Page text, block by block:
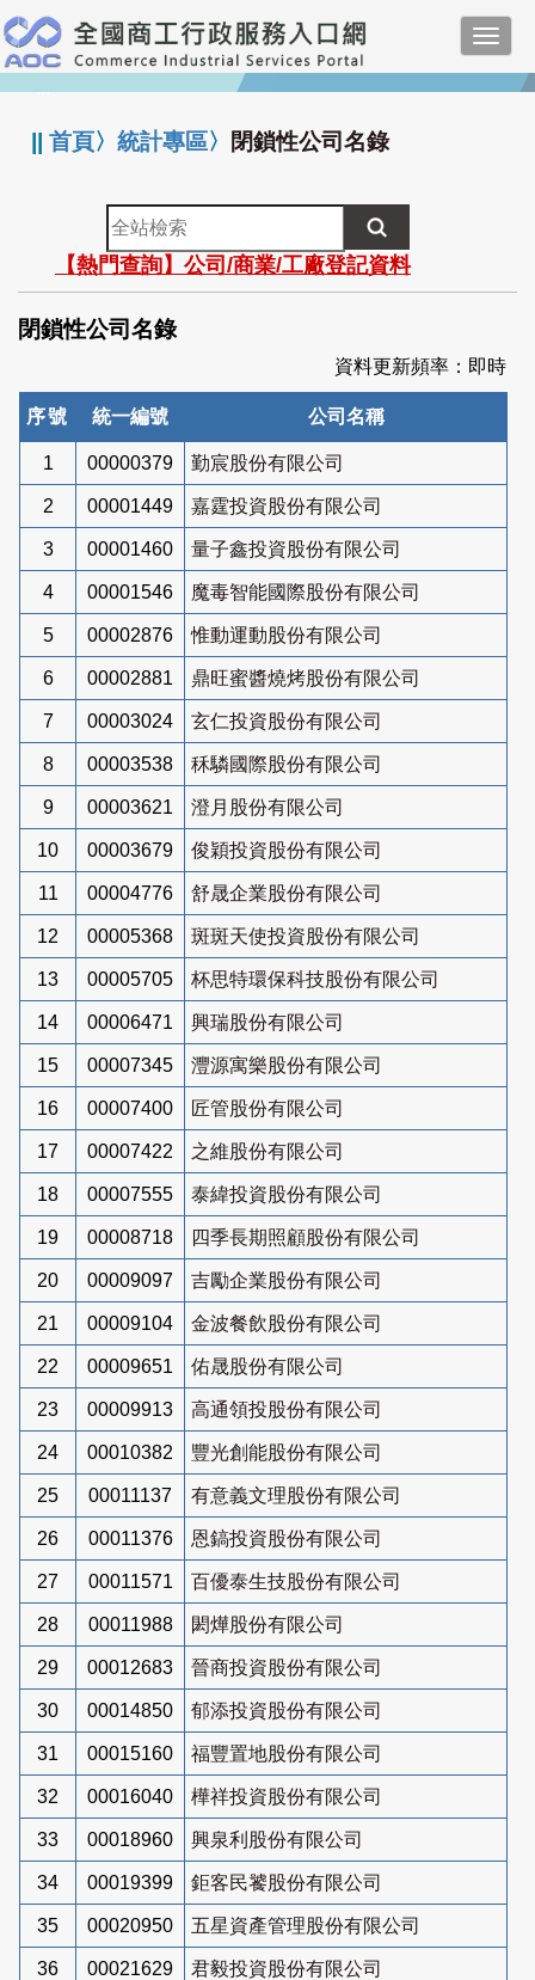
跳
到
主
要
:::
||首頁〉統計專區〉 閉鎖性公司名錄
全
站
檢
索
【熱門查詢】公司/商業/工廠登記資料
閉鎖性公司名錄
資料更新頻率：即時
序號 統一編號 公司名稱
1 00000379 勤宸股份有限公司
2 00001449 嘉霆投資股份有限公司
3 00001460 量子鑫投資股份有限公司
4 00001546 魔毒智能國際股份有限公司
5 00002876 惟動運動股份有限公司
6 00002881 鼎旺蜜醬燒烤股份有限公司
7 00003024 玄仁投資股份有限公司
8 00003538 秝驎國際股份有限公司
9 00003621 澄月股份有限公司
10 00003679 俊穎投資股份有限公司
11 00004776 舒晟企業股份有限公司
12 00005368 斑斑天使投資股份有限公司
13 00005705 杯思特環保科技股份有限公司
14 00006471 興瑞股份有限公司
15 00007345 灃源寓樂股份有限公司
16 00007400 匠管股份有限公司
17 00007422 之維股份有限公司
18 00007555 泰緯投資股份有限公司
19 00008718 四季長期照顧股份有限公司
20 00009097 吉勵企業股份有限公司
21 00009104 金波餐飲股份有限公司
22 00009651 佑晟股份有限公司
23 00009913 高通領投股份有限公司
24 00010382 豐光創能股份有限公司
25 00011137 有意義文理股份有限公司
26 00011376 恩鎬投資股份有限公司
27 00011571 百優泰生技股份有限公司
28 00011988 閎燁股份有限公司
29 00012683 晉商投資股份有限公司
30 00014850 郁添投資股份有限公司
31 00015160 福豐置地股份有限公司
32 00016040 樺祥投資股份有限公司
33 00018960 興泉利股份有限公司
34 00019399 鉅客民饕股份有限公司
35 00020950 五星資產管理股份有限公司
36 00021629 君毅投資股份有限公司